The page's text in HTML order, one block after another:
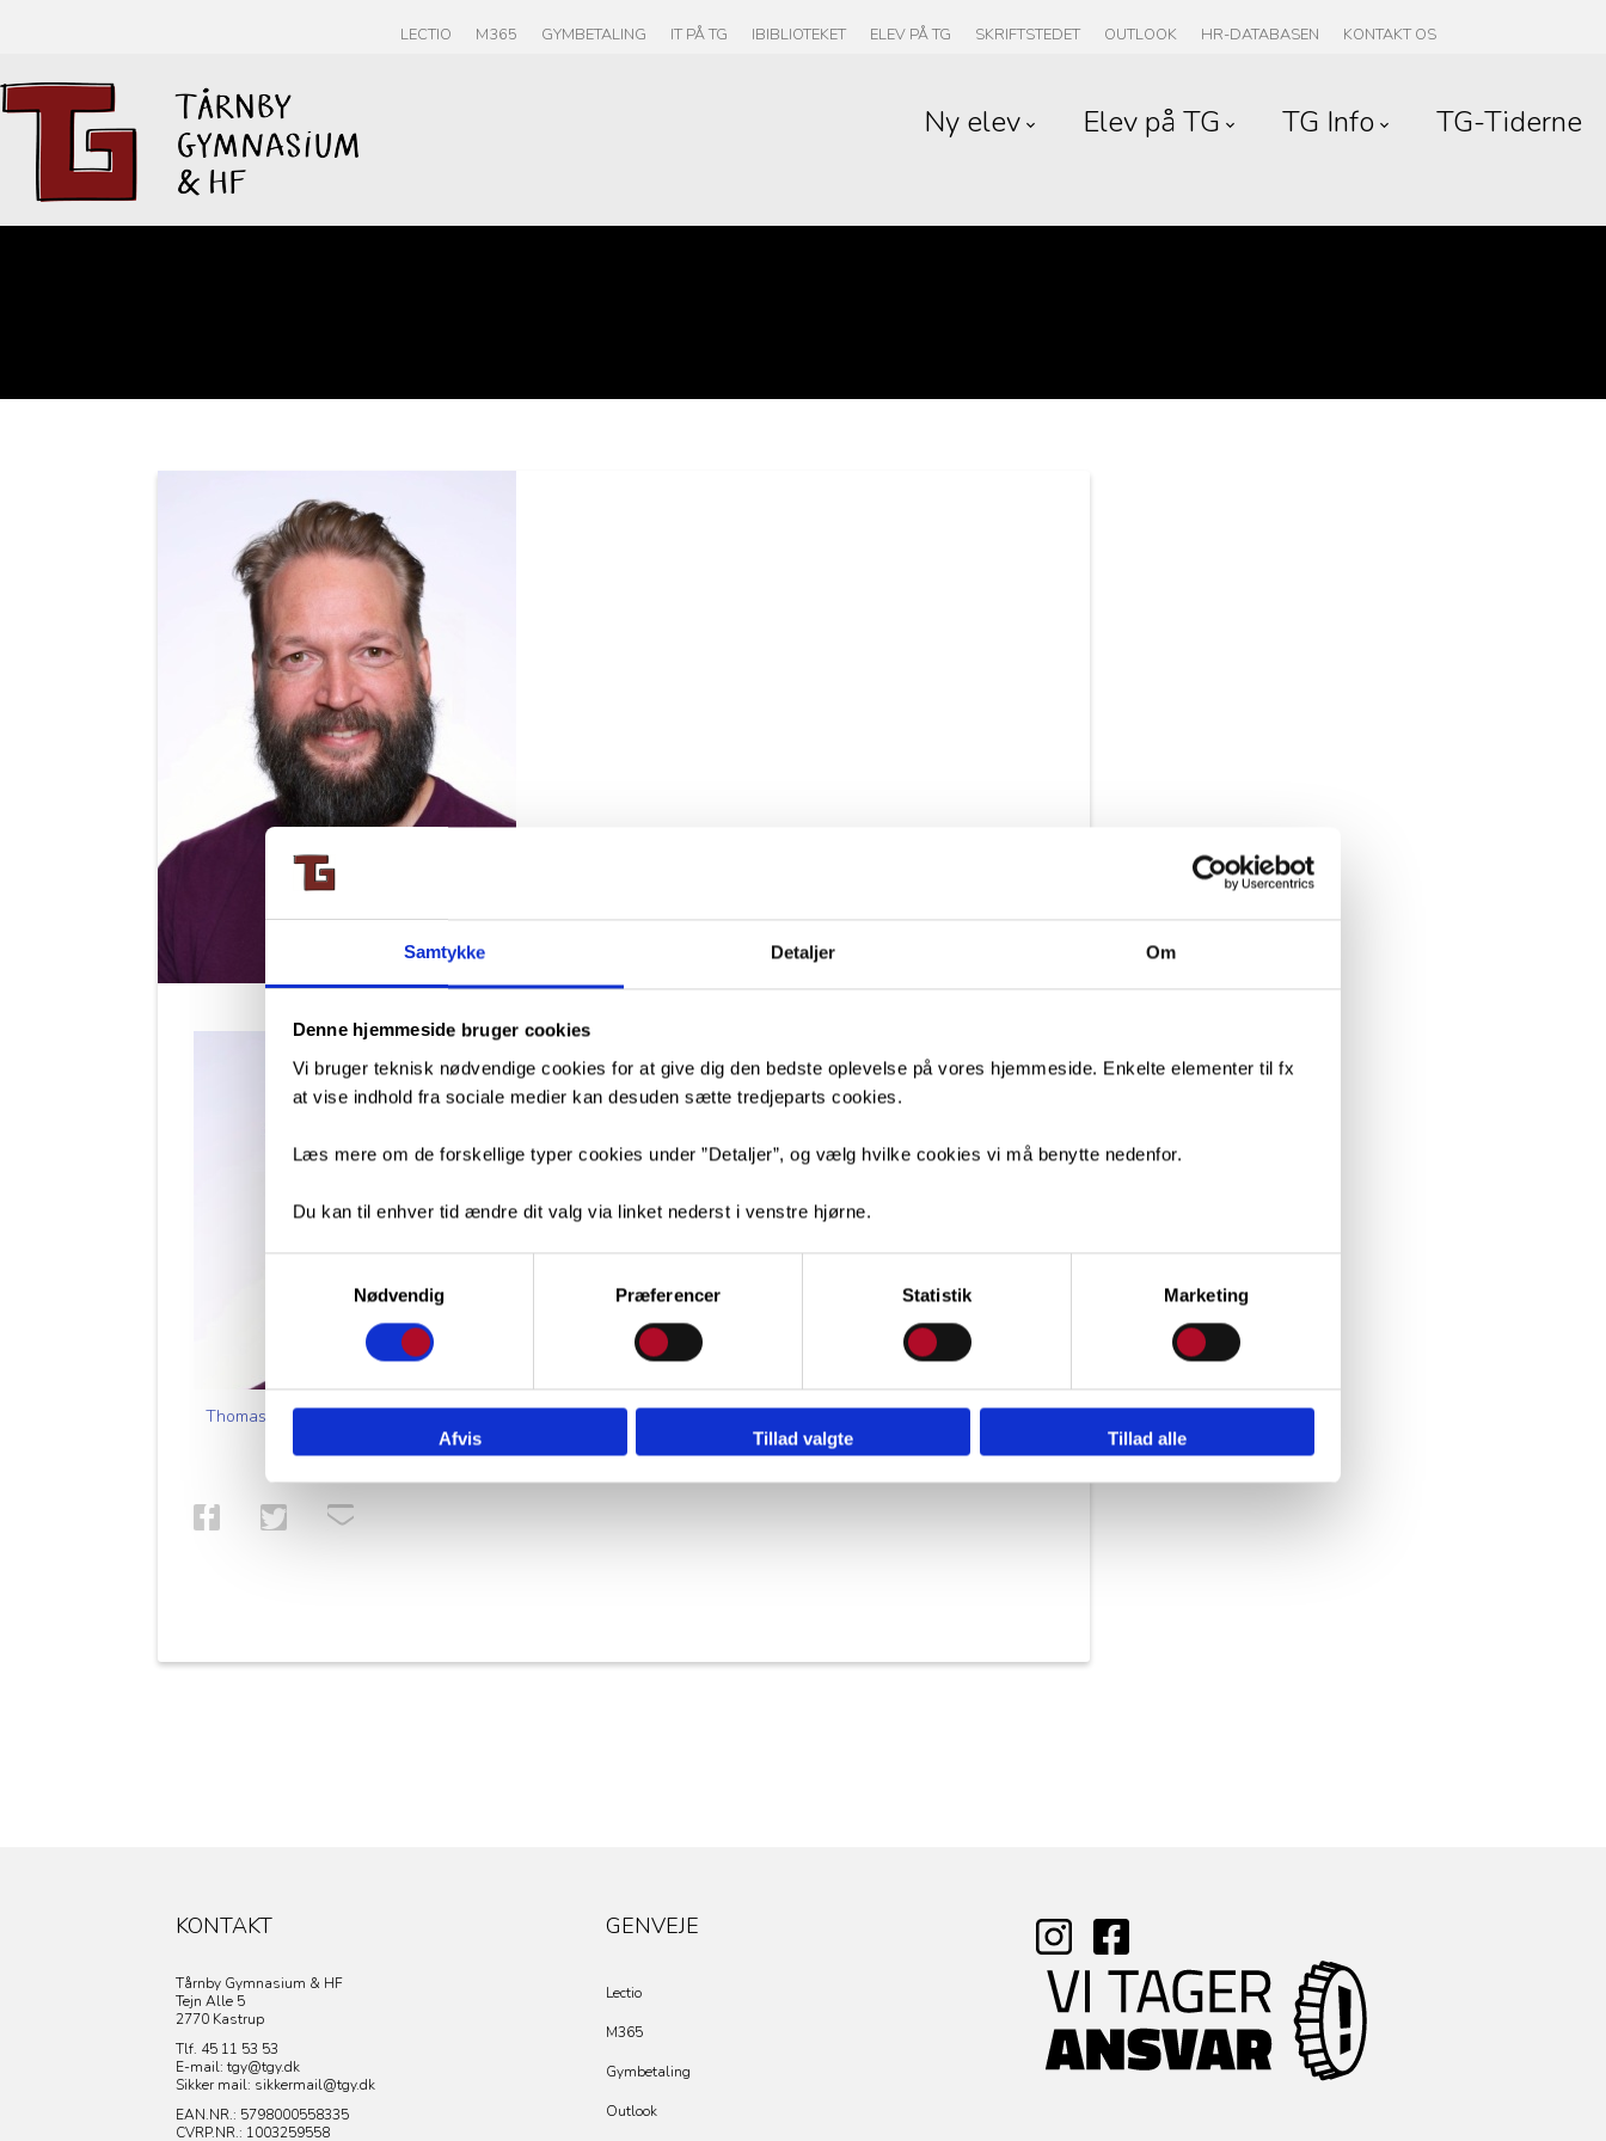
Samtykke Detaljer Om
Denne hjemmeside bruger cookies
Vi bruger teknisk nødvendige cookies for at give dig den bedste oplevelse på vores hjemmeside. Enkelte elementer til fx
at vise indhold fra sociale medier kan desuden sætte tredjeparts cookies.
Læs mere om de forskellige typer cookies under ”Detaljer”, og vælg hvilke cookies vi må benytte nedenfor.
Du kan til enhver tid ændre dit valg via linket nederst i venstre hjørne.
Nødvendig
Præferencer Statistik Marketing
Afvis Tillad valgte Tillad alle
LECTIO M365 GYMBETALING IT PÅ TG IBIBLIOTEKET ELEV PÅ TG SKRIFTSTEDET OUTLOOK HR-DATABASEN KONTAKT OS
Ny elev Elev på TG TG Info TG-Tiderne
Thomas Hjelm Olesen, TH
KONTAKT
Tårnby Gymnasium & HF
Tejn Alle 5
2770 Kastrup
Tlf. 45 11 53 53
E-mail: tgy@tgy.dk
Sikker mail: sikkermail@tgy.dk
EAN.NR.: 5798000558335
CVRP.NR.: 1003259558
GENVEJE
Lectio
M365
Gymbetaling
Outlook